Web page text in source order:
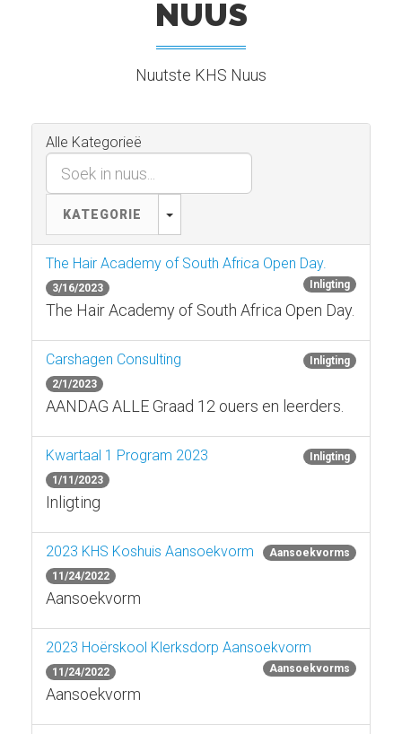
NUUS
Nuutste KHS Nuus
Alle Kategorieë
KATEGORIE TOGGLE DROPDOWN
The Hair Academy of South Africa Open Day.
Inligting
3/16/2023
The Hair Academy of South Africa Open Day.
Carshagen Consulting
Inligting
2/1/2023
AANDAG ALLE Graad 12 ouers en leerders.
Kwartaal 1 Program 2023
Inligting
1/11/2023
Inligting
2023 KHS Koshuis Aansoekvorm
Aansoekvorms
11/24/2022
Aansoekvorm
2023 Hoërskool Klerksdorp Aansoekvorm
Aansoekvorms
11/24/2022
Aansoekvorm